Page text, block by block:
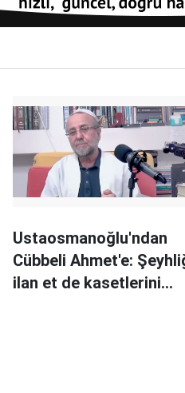
Ustaosmanoğlu'ndan
Cübbeli Ahmet'e:
ilan et de kasetlerini